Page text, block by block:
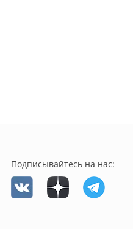
Подписывайтесь на нас: